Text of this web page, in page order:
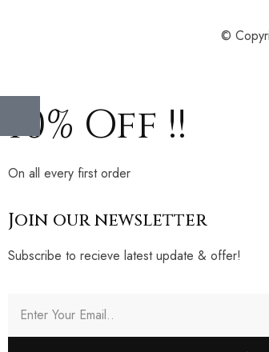
©
10% Off !!
On all every first order
Join our newsletter
Subscribe to recieve latest update & offer!